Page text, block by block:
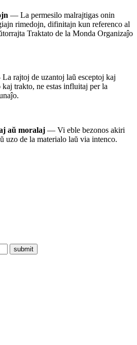
— La permesilo malrajtigas onin
rimedojn, difinitajn kun referenco al
Traktato de la Monda Organizaĵo
rajtoj de uzantoj laŭ esceptoj kaj
trakto, ne estas influitaj per la
aŭ moralaj — Vi eble bezonos akiri
uzo de la materialo laŭ via intenco.
submit